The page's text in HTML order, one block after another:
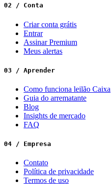
02 / Conta
Criar conta grátis
Entrar
Assinar Premium
Meus alertas
03 / Aprender
Como funciona leilão Caixa
Guia do arrematante
Blog
Insights de mercado
FAQ
04 / Empresa
Contato
Política de privacidade
Termos de uso